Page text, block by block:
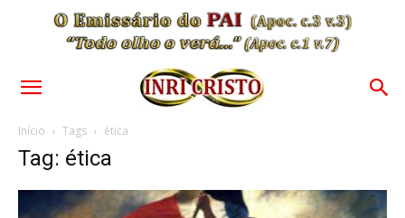
Início Tags ética
Tag: ética